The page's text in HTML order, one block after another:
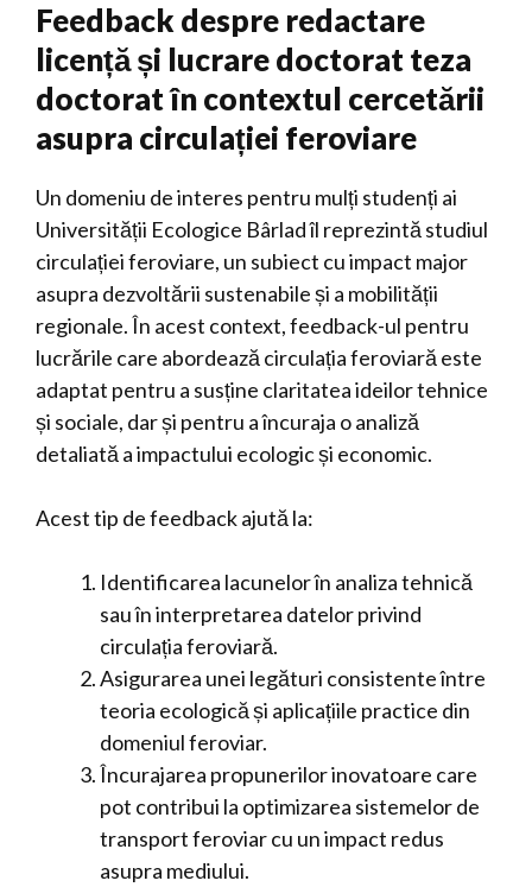
Feedback despre redactare
licență și lucrare doctorat teza
doctorat în contextul cercetării
asupra circulației feroviare
Un domeniu de interes pentru mulți studenți ai
Universității Ecologice Bârlad îl reprezintă studiul
circulației feroviare, un subiect cu impact major
asupra dezvoltării sustenabile și a mobilității
regionale. În acest context, feedback-ul pentru
lucrările care abordează circulația feroviară este
adaptat pentru a susține claritatea ideilor tehnice
și sociale, dar și pentru a încuraja o analiză
detaliată a impactului ecologic și economic.
Acest tip de feedback ajută la:
Identificarea lacunelor în analiza tehnică
sau în interpretarea datelor privind
circulația feroviară.
Asigurarea unei legături consistente între
teoria ecologică și aplicațiile practice din
domeniul feroviar.
Încurajarea propunerilor inovatoare care
pot contribui la optimizarea sistemelor de
transport feroviar cu un impact redus
asupra mediului.